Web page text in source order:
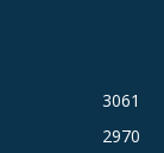
3061
2970